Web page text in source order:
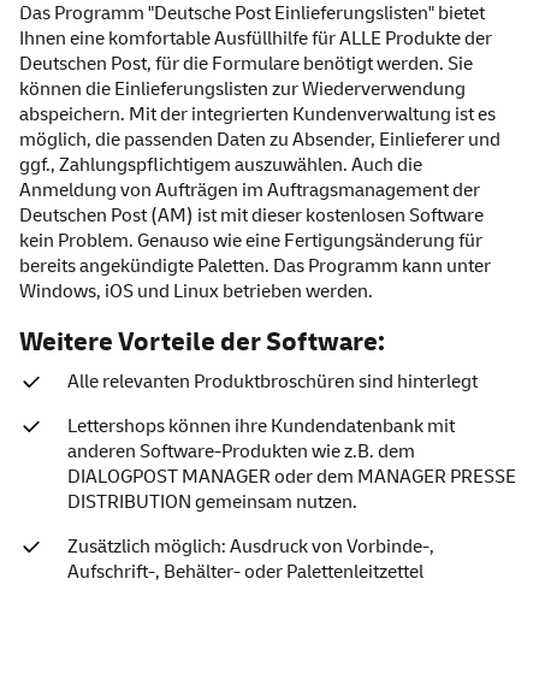
Das Programm "Deutsche Post Einlieferungslisten" bietet
Ihnen eine komfortable Ausfüllhilfe für ALLE Produkte der
Deutschen Post, für die Formulare benötigt werden. Sie
können die Einlieferungslisten zur Wiederverwendung
abspeichern. Mit der integrierten Kundenverwaltung ist es
möglich, die passenden Daten zu Absender, Einlieferer und
ggf., Zahlungspflichtigem auszuwählen. Auch die
Anmeldung von Aufträgen im Auftragsmanagement der
Deutschen Post (AM) ist mit dieser kostenlosen Software
kein Problem. Genauso wie eine Fertigungsänderung für
bereits angekündigte Paletten. Das Programm kann unter
Windows, iOS und Linux betrieben werden.
Weitere Vorteile der Software:
Alle relevanten Produktbroschüren sind hinterlegt
Lettershops können ihre Kundendatenbank mit
anderen Software-Produkten wie z.B. dem
DIALOGPOST MANAGER oder dem MANAGER PRESSE
DISTRIBUTION gemeinsam nutzen.
Zusätzlich möglich: Ausdruck von Vorbinde-,
Aufschrift-, Behälter- oder Palettenleitzettel